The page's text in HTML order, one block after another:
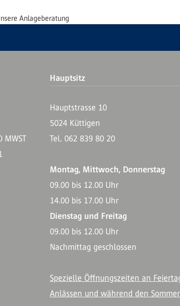
Anlageberatung
Hauptsitz
MWST
Hauptstrasse 10
5024 Küttigen
Tel. 062 839 80 20
Montag, Mittwoch, Donnerstag
09.00 bis 12.00 Uhr
14.00 bis 17.00 Uhr
Dienstag und Freitag
09.00 bis 12.00 Uhr
Nachmittag geschlossen
Spezielle Öffnungszeiten an
Anlässen und während den